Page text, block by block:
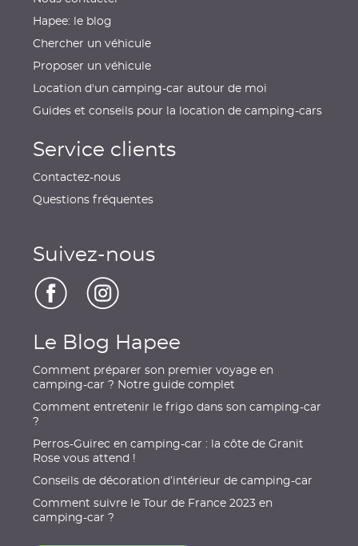
Hapee: le blog
Chercher un véhicule
Proposer un véhicule
Location d'un camping-car autour de moi
Guides et conseils pour la location de camping-cars
Service clients
Contactez-nous
Questions fréquentes
Suivez-nous
Le Blog Hapee
Comment préparer son premier voyage en
camping-car ? Notre guide complet
Comment entretenir le frigo dans son camping-car
?
Perros-Guirec en camping-car : la côte de Granit
Rose vous attend !
Conseils de décoration d’intérieur de camping-car
Comment suivre le Tour de France 2023 en
camping-car ?